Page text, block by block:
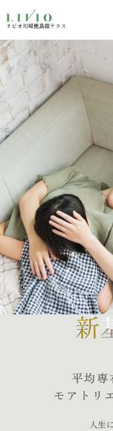
リビオ川崎鹿島田テラス
リビオ川崎鹿島田テラス
TOP
トップ
Position
ポジション
Access
アクセス
Sustainable
サスティナブル
Map
現地案内図
エントリー
来場予約
新
新
平均
モアトリ
人生